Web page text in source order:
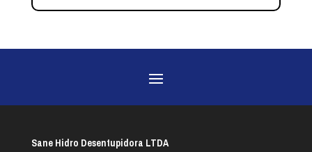
Sane Hidro Desentupidora LTDA